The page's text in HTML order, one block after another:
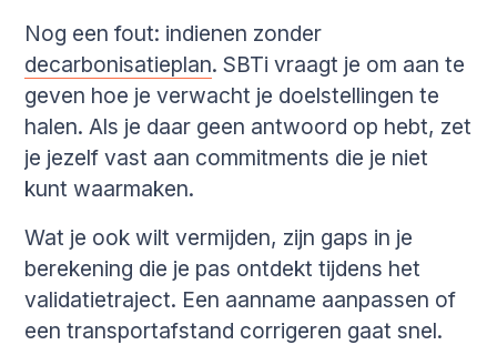
Nog een fout: indienen zonder
decarbonisatieplan. SBTi vraagt je om aan te
geven hoe je verwacht je doelstellingen te
halen. Als je daar geen antwoord op hebt, zet
je jezelf vast aan commitments die je niet
kunt waarmaken.
Wat je ook wilt vermijden, zijn gaps in je
berekening die je pas ontdekt tijdens het
validatietraject. Een aanname aanpassen of
een transportafstand corrigeren gaat snel.